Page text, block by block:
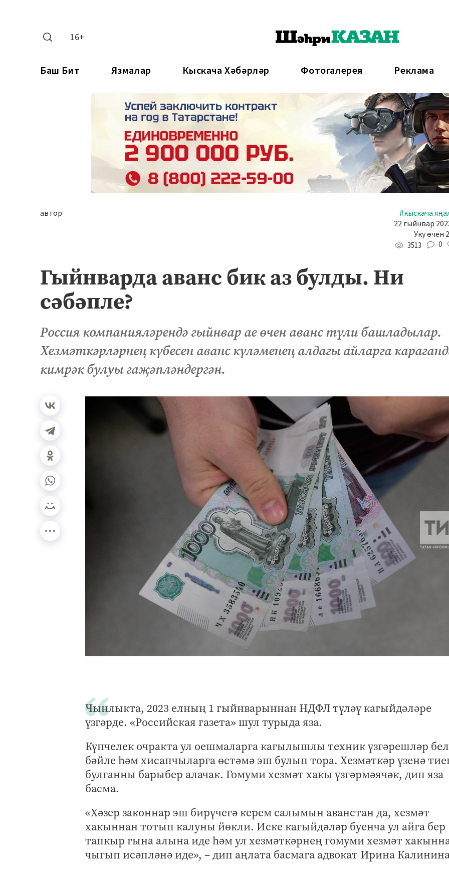
16+
Баш Бит Язмалар Кыскача Хәбәрләр Фотогалерея Реклама
автор
#кыскача
22 гыйнвар
Уку өчен
3513 0
Гыйнварда аванс бик аз булды. Ни
сәбәпле?
Россия компанияләрендә гыйнвар ае өчен аванс түли башладылар.
Хезмәткәрләрнең күбесен аванс күләменең алдагы айларга
кимрәк булуы гаҗәпләндергән.
Чынлыкта, 2023 елның 1 гыйнварыннан НДФЛ түләү кагыйдәләре
үзгәрде. «Российская газета» шул турыда яза.
Күпчелек очракта ул оешмаларга кагылышлы техник үзгәрешләр
бәйле һәм хисапчыларга өстәмә эш булып тора. Хезмәткәр үзенә
булганны барыбер алачак. Гомуми хезмәт хакы үзгәрмәячәк, дип яза
басма.
«Хәзер законнар эш бирүчегә керем салымын аванстан да, хезмәт
хакыннан тотып калуны йөкли. Иске кагыйдәләр буенча ул айга бер
тапкыр гына алына иде һәм ул хезмәткәрнең гомуми хезмәт
чыгып исәпләнә иде», – дип аңлата басмага адвокат Ирина